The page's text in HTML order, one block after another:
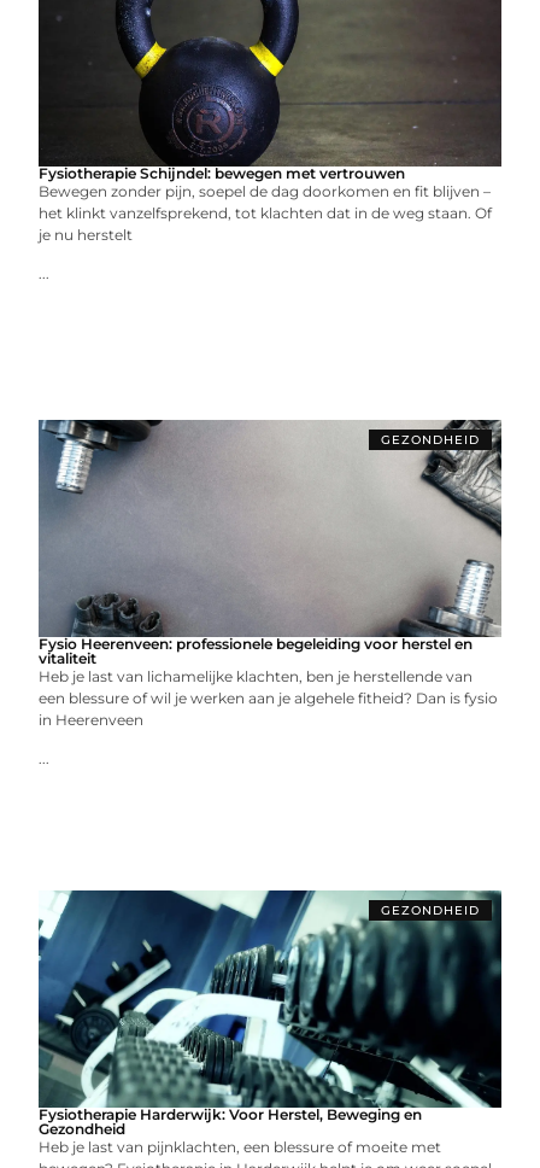
Fysiotherapie Schijndel: bewegen met vertrouwen
Bewegen zonder pijn, soepel de dag doorkomen en fit blijven –
het klinkt vanzelfsprekend, tot klachten dat in de weg staan. Of
je nu herstelt
...
GEZONDHEID
Fysio Heerenveen: professionele begeleiding voor herstel en
vitaliteit
Heb je last van lichamelijke klachten, ben je herstellende van
een blessure of wil je werken aan je algehele fitheid? Dan is fysio
in Heerenveen
...
GEZONDHEID
Fysiotherapie Harderwijk: Voor Herstel, Beweging en
Gezondheid
Heb je last van pijnklachten, een blessure of moeite met